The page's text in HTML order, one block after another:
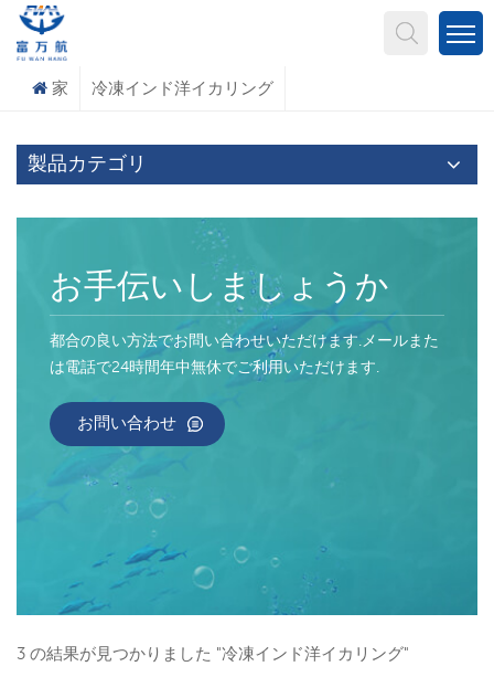
家 冷凍インド洋イカリング
製品カテゴリ
お手伝いしましょうか
都合の良い方法でお問い合わせいただけます.メールまた
は電話で24時間年中無休でご利用いただけます.
お問い合わせ
3 の結果が見つかりました "冷凍インド洋イカリング"